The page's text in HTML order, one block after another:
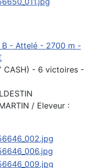
B - Attelé - 2700 m -
CASH) - 6 victoires -
/ Eleveur :